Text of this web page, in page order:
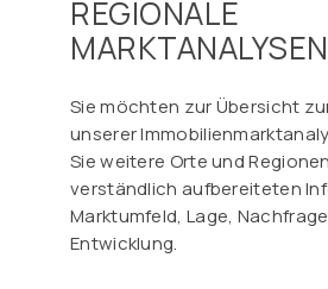
REGIONALE
MARKTANALYSEN
Sie möchten zur Übersicht
unserer
Sie weitere Orte und
verständlich aufbereiteten
Marktumfeld, Lage,
Entwicklung.